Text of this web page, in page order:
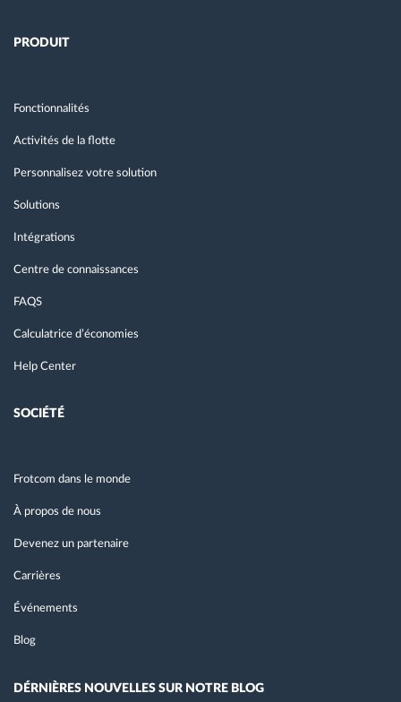
PRODUIT
Fonctionnalités
Activités de la flotte
Personnalisez votre solution
Solutions
Intégrations
Centre de connaissances
FAQS
Calculatrice d’économies
Help Center
SOCIÉTÉ
Frotcom dans le monde
À propos de nous
Devenez un partenaire
Carrières
Événements
Blog
DÉRNIÈRES NOUVELLES SUR NOTRE BLOG